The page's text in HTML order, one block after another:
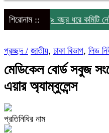
শিরোনাম ::২৯ বছর ধরে কমিটি নেই,
প্রচ্ছদ / জাতীয়, ঢাকা বিভাগ, লিড
মেডিকেল বোর্ড সবুজ
এয়ার অ্যাম্বুলেন্স
প্রতিনিধির নাম